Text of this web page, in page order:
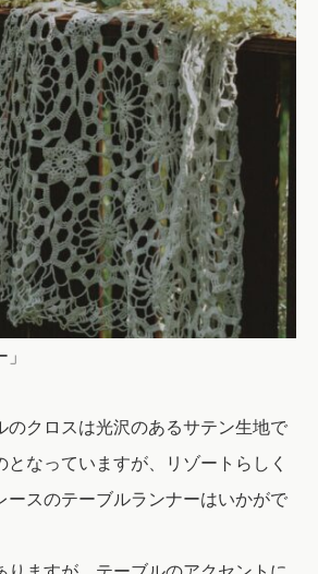
のクロスは光沢のあるサテン生地で
なっていますが、リゾートらしく
ースのテーブルランナーはいかがで